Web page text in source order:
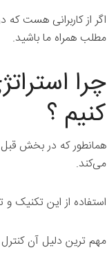
اگر از کاربرانی هست
مطلب همراه ما باشید.
چرا
کنیم ؟
همانطور که در بخش قبل
می‌کند.
استفاده از این تکنیک و
مهم ترین دلیل آن